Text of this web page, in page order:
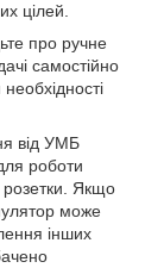
цілей.
про ручне
самостійно
від УМБ
роботи
розетки. Якщо
може
інших